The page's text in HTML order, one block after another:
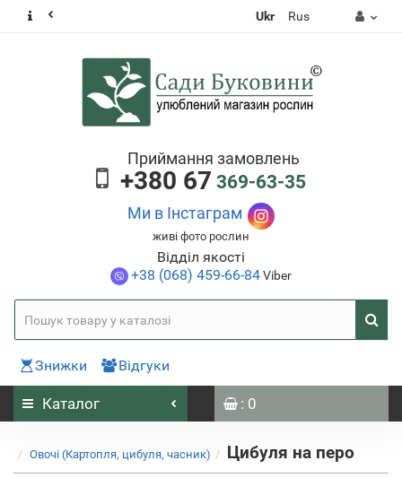
Ukr Rus
Приймання замовлень
+380 67 369-63-35
Ми в Інстаграм
живі фото рослин
Відділ якості
+38 (068) 459-66-84Viber
Знижки Відгуки
Каталог : 0
Овочі (Картопля, цибуля, часник) Цибуля на перо